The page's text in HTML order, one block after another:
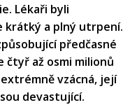
Lékaři byli
krátký a plný utrpení.
předčasné
až osmi milionů
vzácná, její
devastující.